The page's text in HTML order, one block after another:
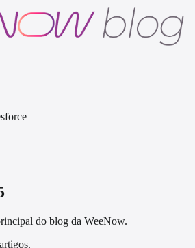
do blog da WeeNow.
artigos.